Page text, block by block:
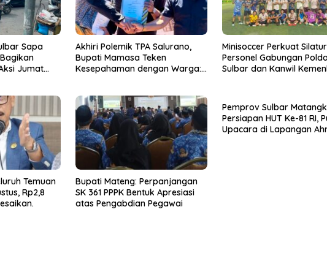
Sapa
Jumat
Akhiri Polemik TPA Salurano,
Bupati Mamasa Teken
Kesepahaman dengan Warga:
Minisoccer Perkuat
Personel Gabungan
Sulbar dan Kanwil
Temuan
Rp2,8
Bupati Mateng: Perpanjangan
SK 361 PPPK Bentuk Apresiasi
atas Pengabdian Pegawai
Pemprov Sulbar
Persiapan HUT Ke-81 RI,
Upacara di Lapangan